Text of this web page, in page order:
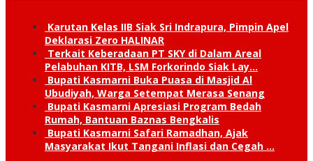
Karutan Kelas IIB Siak Sri Indrapura, Pimpin Apel
Deklarasi Zero HALINAR
Terkait Keberadaan PT SKY di Dalam Areal
Pelabuhan KITB, LSM Forkorindo Siak Lay…
Bupati Kasmarni Buka Puasa di Masjid Al
Ubudiyah, Warga Setempat Merasa Senang
Bupati Kasmarni Apresiasi Program Bedah
Rumah, Bantuan Baznas Bengkalis
Bupati Kasmarni Safari Ramadhan, Ajak
Masyarakat Ikut Tangani Inflasi dan Cegah …